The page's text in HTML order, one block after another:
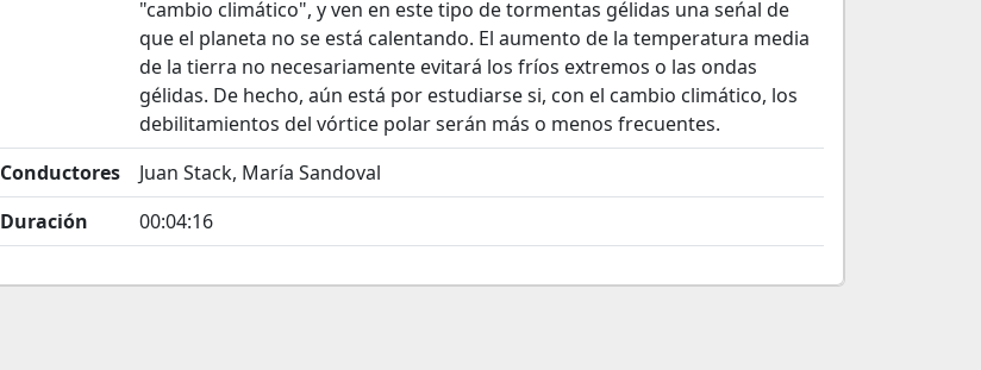
"cambio climático", y ven en este tipo de tormentas gélidas una seńal de
que el planeta no se está calentando. El aumento de la temperatura media
de la tierra no necesariamente evitará los fríos extremos o las ondas
gélidas. De hecho, aún está por estudiarse si, con el cambio climático, los
debilitamientos del vórtice polar serán más o menos frecuentes.
Conductores
Juan Stack, María Sandoval
Duración
00:04:16